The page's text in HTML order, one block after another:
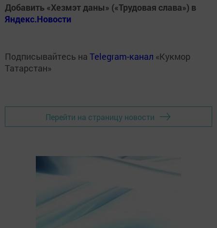
Добавить «Хезмэт даны» («Трудовая слава») в
Яндекс.Новости
Подписывайтесь на Telegram-канал «Кукмор
Татарстан»
Перейти на страницу новости